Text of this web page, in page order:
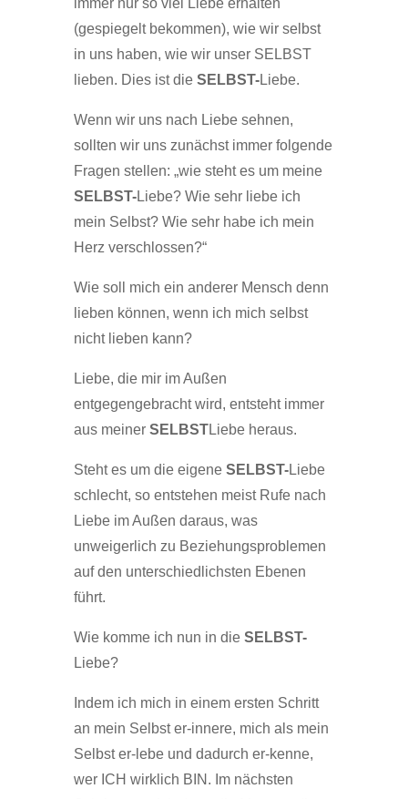
immer nur so viel Liebe erhalten
(gespiegelt bekommen), wie wir selbst
in uns haben, wie wir unser SELBST
lieben. Dies ist die SELBST-Liebe.
Wenn wir uns nach Liebe sehnen,
sollten wir uns zunächst immer folgende
Fragen stellen: „wie steht es um meine
SELBST-Liebe? Wie sehr liebe ich
mein Selbst? Wie sehr habe ich mein
Herz verschlossen?“
Wie soll mich ein anderer Mensch denn
lieben können, wenn ich mich selbst
nicht lieben kann?
Liebe, die mir im Außen
entgegengebracht wird, entsteht immer
aus meiner SELBSTLiebe heraus.
Steht es um die eigene SELBST-Liebe
schlecht, so entstehen meist Rufe nach
Liebe im Außen daraus, was
unweigerlich zu Beziehungsproblemen
auf den unterschiedlichsten Ebenen
führt.
Wie komme ich nun in die SELBST-
Liebe?
Indem ich mich in einem ersten Schritt
an mein Selbst er-innere, mich als mein
Selbst er-lebe und dadurch er-kenne,
wer ICH wirklich BIN. Im nächsten